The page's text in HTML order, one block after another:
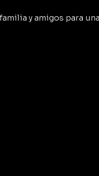
y amigos para